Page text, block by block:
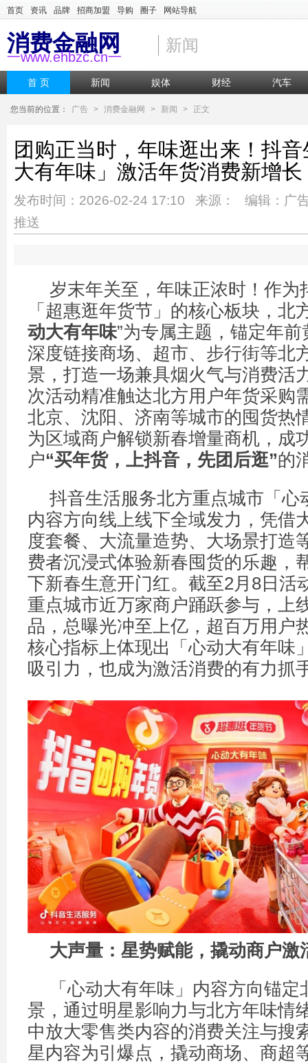
首页 资讯 品牌 招商加盟 导购 圈子 网站导航
消费金融网
一www.ehbzc.cn一
新闻
首 页 新闻 娱体 财经 汽车
您当前的位置： 广告 > 消费金融网 > 新闻 > 正文
团购正当时，年味逛出来！抖
大有年味」激活年货消费新增长
发布时间：2026-02-24 17:10 来源： 编辑：广
推送
岁末年关至，年味正浓时！作为
「超惠逛年货节」的核心板块，北
动大有年味”为专属主题，锚定年
深度链接商场、超市、步行街等北
景，打造一场兼具烟火气与消费活
次活动精准触达北方用户年货采购
北京、沈阳、济南等城市的囤货热
为区域商户解锁新春增量商机，成
户“买年货，上抖音，先团后逛”的
抖音生活服务北方重点城市「心
内容方向线上线下全域发力，凭借
度套餐、大流量造势、大场景打造
费者沉浸式体验新春囤货的乐趣，
下新春生意开门红。截至2月8日活
重点城市近万家商户踊跃参与，上
品，总曝光冲至上亿，超百万用户
核心指标上体现出「心动大有年味
吸引力，也成为激活消费的有力抓
大声量：星势赋能，撬动商户激
「心动大有年味」内容方向锚
景，通过明星影响力与北方年味情
中放大零售类内容的消费关注与搜
星内容为引爆点，撬动商场、商超